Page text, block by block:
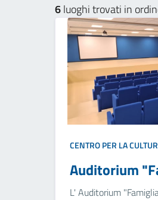
6luoghi trovati in
CENTRO PER LA
Auditorium
L' Auditorium